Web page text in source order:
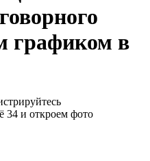
графиком в
34 и откроем фото